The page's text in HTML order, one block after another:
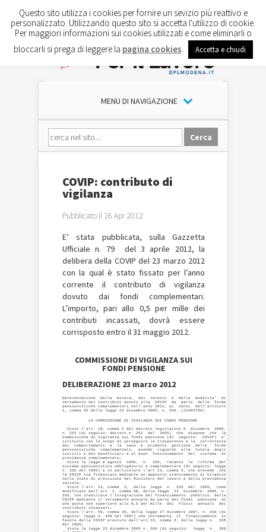
MENU DI NAVIGAZIONE
COVIP: contributo di
vigilanza
Pubblicato il 16 Apr 2012
E’ stata pubblicata, sulla Gazzetta
Ufficiale n. 79 del 3 aprile 2012, la
delibera della COVIP del 23 marzo 2012
con la qual è stato fissato per l’anno
corrente il contributo di vigilanza
dovuto dai fondi complementari.
L’importo, pari allo 0,5 per mille dei
contributi incassati, dovrà essere
corrisposto entro il 31 maggio 2012.
COMMISSIONE DI VIGILANZA SUI
FONDI PENSIONE
DELIBERAZIONE 23 marzo 2012
Determinazione  della  misura,  dei  termini  e  delle  modalita'  di
versamento del contributo dovuto alla  COVIP  da  parte  delle  forme
pensionistiche complementari nell'anno 2012, ai  sensi  dell'articolo
           LA COMMISSIONE DI VIGILANZA SUI FONDI PENSIONE
  Visto l'art. 18, comma 2 del decreto legislativo 5  dicembre  2005,
n. 252 (di seguito: decreto n. 252  del  2005)  che  dispone  che  la
Commissione di vigilanza sui fondi pensione (di  seguito:  COVIP)  e'
istituita con lo scopo di perseguire la trasparenza e la  correttezza
dei  comportamenti  e  la  sana  e  prudente  gestione  delle   forme
pensionistiche  complementari,  avendo  riguardo  alla  tutela  degli
iscritti e dei beneficiari e al buon  funzionamento  del  sistema  di
previdenza complementare;
  Vista la legge 8 agosto  1995,  n.  335,  recante  la  riforma  del
sistema pensionistico obbligatorio e complementare (di seguito: legge
n. 335 del 1995) e in particolare l'art.13, comma 2, che prevede  che
la COVIP sia finanziata mediante un apposito stanziamento di bilancio
nello stato di previsione del Ministero del lavoro e della previdenza
sociale;
  Visto l'art. 13, comma  3,  della  legge  n.  335  del  1995,  come
modificato dall'art. 1, comma 68, della legge  23  dicembre  2005  n.
266, che stabilisce l'integrazione del finanziamento  pubblico  della
COVIP mediante il versamento annuale da parte dei fondi  pensione  di
una quota non superiore allo 0,5 per mille  dei  flussi  annuali  dei
contributi incassati;
  Visto l'art. 59, comma 39, della legge 27 dicembre 1997, n. 449 (di
seguito: legge n. 449 del 1997) che incrementa  il  finanziamento  in
favore della COVIP previsto dall'art.13, comma 2, della legge n.  335
del 1995;
  Vista la legge 23 dicembre 2005 n. 266 (di seguito:  legge  n.  266
Questo sito utilizza i cookies per fornire un sevizio più reattivo e
personalizzato. Utilizzando questo sito si accetta l'utilizzo di cookie.
Per maggiori informazioni sui cookies utilizzati e come eliminarli o
bloccarli si prega di leggere la pagina cookies Accetta e chiudi